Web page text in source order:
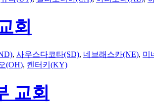
회
, 사우스다코타(SD), 네브래스카(NE), 미
(OH), 켄터키(KY)
교회